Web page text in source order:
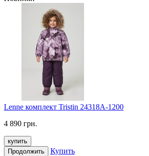
Lenne комплект Tristin 24318A-1200
4 890 грн.
купить
Продолжить
Купить